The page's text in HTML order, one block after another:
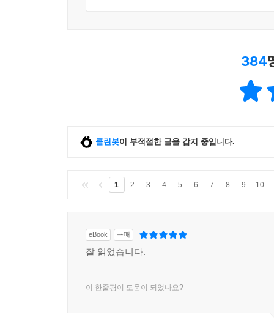
384
클린봇이 부적절한 글을 감지 중입니다.
1 2 3 4 5 6 7 8 9 10
eBook 구매
잘 읽었습니다.
이 한줄평이 도움이 되었나요?